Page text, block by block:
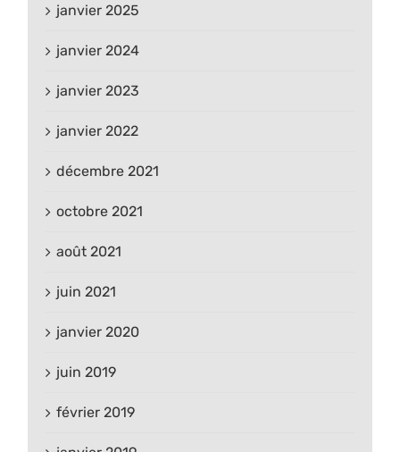
janvier 2025
janvier 2024
janvier 2023
janvier 2022
décembre 2021
octobre 2021
août 2021
juin 2021
janvier 2020
juin 2019
février 2019